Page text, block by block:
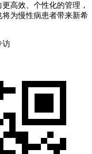
高效、个性化的管理，
为慢性病患者带来新希
访